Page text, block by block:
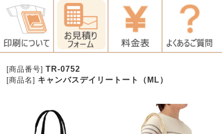
[商品番号] TR-0752
[商品名] キャンバスデイリートート（ML）